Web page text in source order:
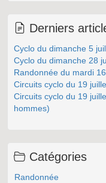
Derniers
Cyclo du dimanche 5
Cyclo du dimanche 28
Randonnée du mardi
Circuits cyclo du 19
Circuits cyclo du 19
hommes)
Catégories
Randonnée